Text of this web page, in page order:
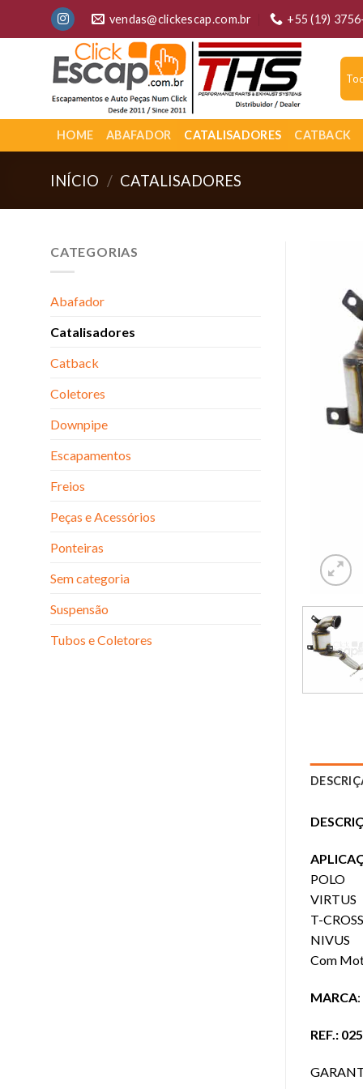
vendas@clickescap.com.br +55 (19)
HOME ABAFADOR CATALISADORES CATBACK
INÍCIO / CATALISADORES
CATEGORIAS
Abafador
Catalisadores
Catback
Coletores
Downpipe
Escapamentos
Freios
Peças e Acessórios
Ponteiras
Sem categoria
Suspensão
Tubos e Coletores
POLO
VIRTUS
T-CROSS
NIVUS
Com
MARCA
REF.: